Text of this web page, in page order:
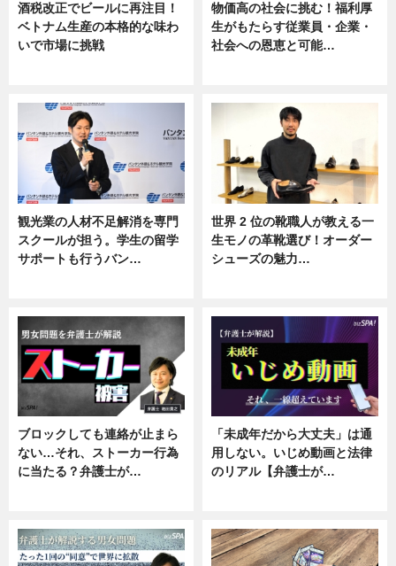
酒税改正でビールに再注目！
ベトナム生産の本格的な味わ
いで市場に挑戦
物価高の社会に挑む！福利厚
生がもたらす従業員・企業・
社会への恩恵と可能…
観光業の人材不足解消を専門
スクールが担う。学生の留学
サポートも行うバン…
世界 2 位の靴職人が教える一
生モノの革靴選び！オーダー
シューズの魅力…
ブロックしても連絡が止まら
ない…それ、ストーカー行為
に当たる？弁護士が…
「未成年だから大丈夫」は通
用しない。いじめ動画と法律
のリアル【弁護士が…